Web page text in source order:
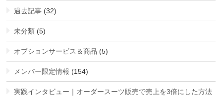
過去記事 (32)
未分類 (5)
オプションサービス＆商品 (5)
メンバー限定情報 (154)
実践インタビュー｜オーダースーツ販売で売上を3倍にした方法